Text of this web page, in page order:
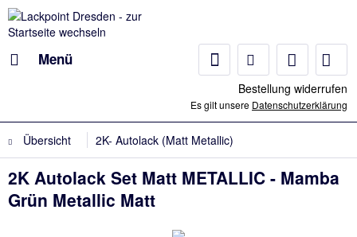
Menü
Bestellung widerrufen
Es gilt unsere Datenschutzerklärung
Übersicht 2K- Autolack (Matt Metallic)
2K Autolack Set Matt METALLIC - Mamba
Grün Metallic Matt